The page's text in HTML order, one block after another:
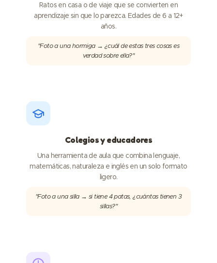
Ratos en casa o de viaje que se convierten en
aprendizaje sin que lo parezca. Edades de 6 a 12+
años.
"Foto a una hormiga → ¿cuál de estas tres cosas es
verdad sobre ella?"
Colegios y educadores
Una herramienta de aula que combina lenguaje,
matemáticas, naturaleza e inglés en un solo formato
ligero.
"Foto a una silla → si tiene 4 patas, ¿cuántas tienen 3
sillas?"